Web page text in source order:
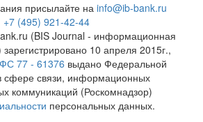
присылайте на info@ib-bank.ru
+7 (495) 921-42-44
(BIS Journal - информационная
зарегистрировано 10 апреля 2015г.,
77 - 61376 выдано Федеральной
сфере связи, информационных
коммуникаций (Роскомнадзор)
персональных данных.